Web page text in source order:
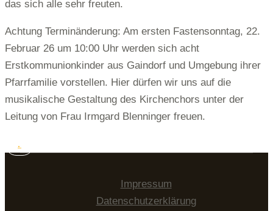
das sich alle sehr freuten.
Achtung Terminänderung: Am ersten Fastensonntag, 22.
Februar 26 um 10:00 Uhr werden sich acht
Erstkommunionkinder aus Gaindorf und Umgebung ihrer
Pfarrfamilie vorstellen. Hier dürfen wir uns auf die
musikalische Gestaltung des Kirchenchors unter der
Leitung von Frau Irmgard Blenninger freuen.
.
Impressum
Datenschutzerklärung